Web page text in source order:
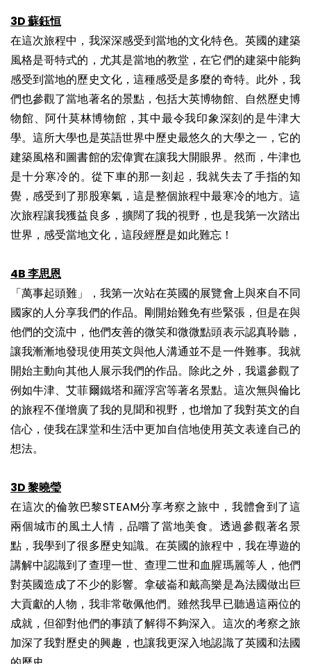
3D 蘇鈺恒
在這次旅程中，我深深感受到當地的文化特色。英國的建築
風格是哥特式的，尤其是當地的教堂，在它們的建築中能夠
感受到當地的歷史文化，這種感受是多麼的奇特。此外，我
們也參觀了當地著名的景點，包括大英博物館、自然歷史博
物館、阿什莫林博物館，其中最令我印象深刻的是牛津大
學。這所大學也是英語世界中歷史最悠久的大學之一，它的
建築風格和圖書館的宏偉實在讓我大開眼界。然而，牛津也
是十分寒冷的。從下車的那一刻起，我就失去了手指的知
覺，感受到了那股寒氣，這是整個旅程中最寒冷的地方。這
次旅程讓我獲益良多，擴闊了我的視野，也是我第一次踏出
世界，感受當地文化，這段經歷是如此難忘！
4B 李思恩
「萬事起頭難」，我第一次站在英國的展覽會上與來自不同
國家的人分享我們的作品。剛開始難免有些緊張，但是在與
他們的交流中，他們友善的微笑和微微點頭表示認真聆聽，
讓我漸漸地發現使用英文與他人溝通並不是一件難事。我就
開始主動向其他人展示我們的作品。除此之外，我還參觀了
例如牛津、艾菲爾鐵塔和羅浮宮等著名景點。這次無與倫比
的旅程不僅增廣了我的見聞和視野，也增加了我對英文的自
信心，使我在課堂和生活中更加自信地使用英文表達自己的
想法。
3D 黎曉瑩
在這次的倫敦巴黎STEAM分享考察之旅中，我體會到了這
兩個城市的風土人情，品嚐了當地美食。透過參觀著名景
點，我學到了很多歷史知識。在英國的旅程中，我在導遊的
講解中認識到了查理一世、查理二世和血腥瑪麗等人，他們
對英國造成了不少的影響。拿破崙和戴高樂是為法國做出巨
大貢獻的人物，我非常敬佩他們。雖然我早已聽過這兩位的
成就，但卻對他們的事蹟了解得不夠深入。這次的考察之旅
加深了我對歷史的興趣，也讓我更深入地認識了英國和法國